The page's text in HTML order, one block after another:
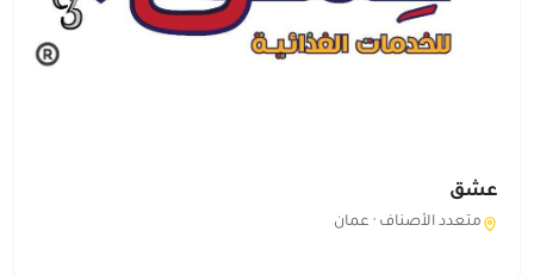
عشق
متعدد الأصناف · عمان